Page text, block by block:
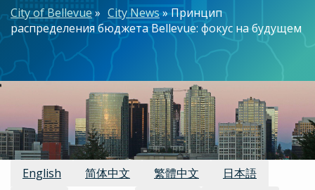
Строка
навигации
City of Bellevue City News Принцип
распределения бюджета Bellevue: фокус на будущем
Доступные переводы
English 简体中文 繁體中文
日本語